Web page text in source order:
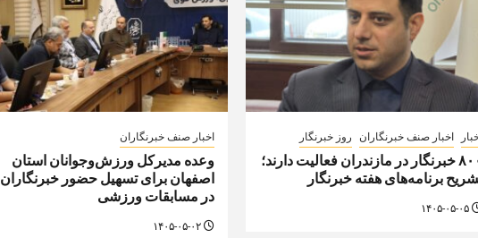
اخبار صنف خبرنگاران روز خبرنگار
۸۰۰ خبرنگار در مازندران فعالیت دارند؛
برنامه‌های هفته خبرنگار
اخبار صنف خبرنگاران
وعده مدیرکل ورزش‌وجوانان استان
اصفهان برای تسهیل حضور خبرنگاران
در مسابقات ورزشی
۱۴۰۵-۰۵-۰۲